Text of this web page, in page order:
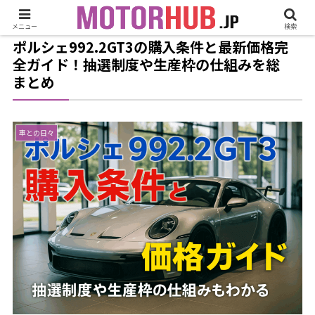
ポルシェ992.2GT3の購入条件と最新価格完
全ガイド！抽選制度や生産枠の仕組みを総
まとめ
車との日々
メニュー 検索